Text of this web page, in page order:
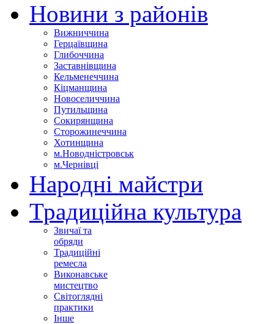
Новини з районів
Вижниччина
Герцаївщина
Глибоччина
Заставнівщина
Кельменеччина
Кіцманщина
Новоселиччина
Путильщина
Сокирянщина
Сторожинеччина
Хотинщина
м.Новодністровськ
м.Чернівці
Народні майстри
Традиційна культура
Звичаї та
обряди
Традиційні
ремесла
Виконавське
мистецтво
Світоглядні
практики
Інше